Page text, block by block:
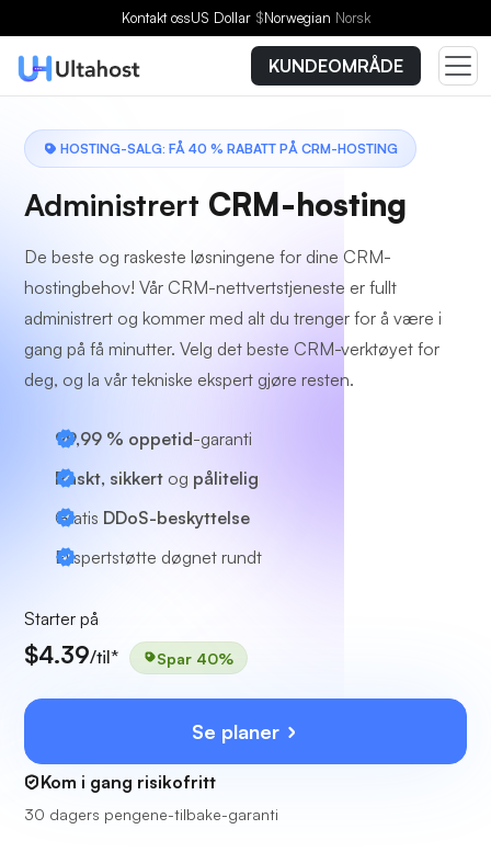
Kontakt ossUS Dollar $Norwegian Norsk
KUNDEOMRÅDE
HOSTING-SALG: FÅ 40 % RABATT PÅ CRM-HOSTING
Administrert CRM-hosting
De beste og raskeste løsningene for dine CRM-
hostingbehov! Vår CRM-nettvertstjeneste er fullt
administrert og kommer med alt du trenger for å være i
gang på få minutter. Velg det beste CRM-verktøyet for
deg, og la vår tekniske ekspert gjøre resten.
99,99 % oppetid-garanti
Raskt, sikkert og pålitelig
Gratis DDoS-beskyttelse
Ekspertstøtte døgnet rundt
Starter på
$4.39/til* Spar 40%
Se planer
Kom i gang risikofritt
30 dagers pengene-tilbake-garanti